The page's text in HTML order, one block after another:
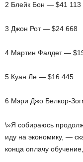
2 Блейк Бон — $41 113
3 Джон Рот — $24 668
4 Мартин Фалдет —
5 Куан Ле — $16 445
6 Мэри Джо Белкор-
\»Я собираюсь
иду на экономику, —
конца оплачу